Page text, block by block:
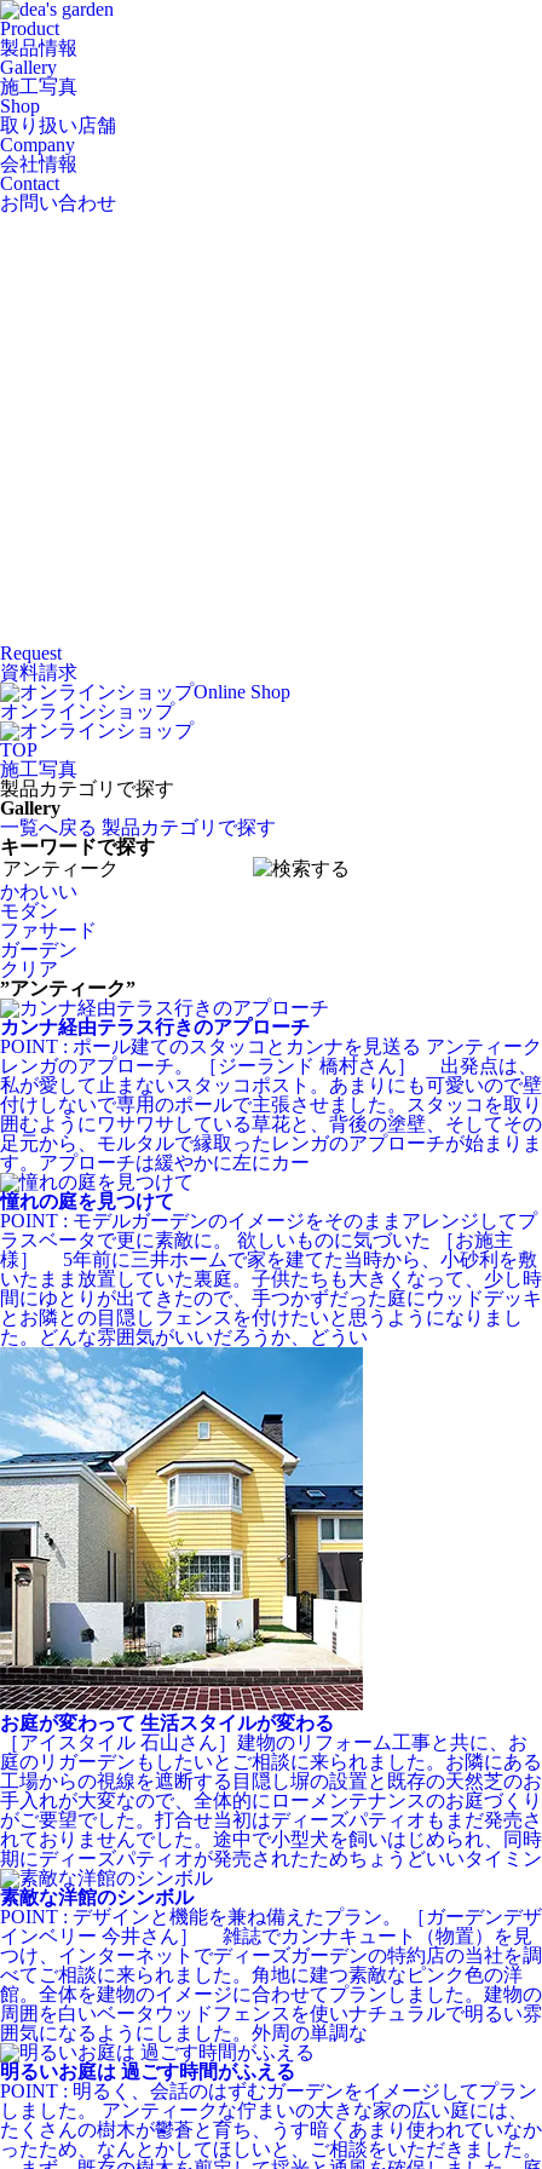
Product
製品情報
Gallery
施工写真
Shop
取り扱い店舗
Company
会社情報
Contact
お問い合わせ
Request
資料請求
Online Shop
オンラインショップ
TOP
施工写真
製品カテゴリで探す
Gallery
一覧へ戻る 製品カテゴリで探す
キーワードで探す
かわいい
モダン
ファサード
ガーデン
クリア
”アンティーク”
カンナ経由テラス行きのアプローチ
POINT : ポール建てのスタッコとカンナを見送る アンティーク
レンガのアプローチ。 ［ジーランド 橋村さん］ 出発点は、
私が愛して止まないスタッコポスト。あまりにも可愛いので壁
付けしないで専用のポールで主張させました。スタッコを取り
囲むようにワサワサしている草花と、背後の塗壁、そしてその
足元から、モルタルで縁取ったレンガのアプローチが始まりま
す。アプローチは緩やかに左にカー
憧れの庭を見つけて
POINT : モデルガーデンのイメージをそのままアレンジしてプ
ラスベータで更に素敵に。 欲しいものに気づいた ［お施主
様］ 5年前に三井ホームで家を建てた当時から、小砂利を敷
いたまま放置していた裏庭。子供たちも大きくなって、少し時
間にゆとりが出てきたので、手つかずだった庭にウッドデッキ
とお隣との目隠しフェンスを付けたいと思うようになりまし
た。どんな雰囲気がいいだろうか、どうい
お庭が変わって 生活スタイルが変わる
［アイスタイル 石山さん］建物のリフォーム工事と共に、お
庭のリガーデンもしたいとご相談に来られました。お隣にある
工場からの視線を遮断する目隠し塀の設置と既存の天然芝のお
手入れが大変なので、全体的にローメンテナンスのお庭づくり
がご要望でした。打合せ当初はディーズパティオもまだ発売さ
れておりませんでした。途中で小型犬を飼いはじめられ、同時
期にディーズパティオが発売されたためちょうどいいタイミン
素敵な洋館のシンボル
POINT : デザインと機能を兼ね備えたプラン。 ［ガーデンデザ
インベリー 今井さん］ 雑誌でカンナキュート（物置）を見
つけ、インターネットでディーズガーデンの特約店の当社を調
べてご相談に来られました。角地に建つ素敵なピンク色の洋
館。全体を建物のイメージに合わせてプランしました。建物の
周囲を白いベータウッドフェンスを使いナチュラルで明るい雰
囲気になるようにしました。外周の単調な
明るいお庭は 過ごす時間がふえる
POINT : 明るく、会話のはずむガーデンをイメージしてプラン
しました。 アンティークな佇まいの大きな家の広い庭には、
たくさんの樹木が鬱蒼と育ち、うす暗くあまり使われていなか
ったため、なんとかしてほしいと、ご相談をいただきました。